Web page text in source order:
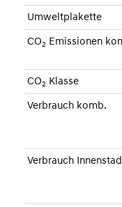
Umweltplakette
CO2 Emissionen
CO2 Klasse
Verbrauch komb.
Verbrauch